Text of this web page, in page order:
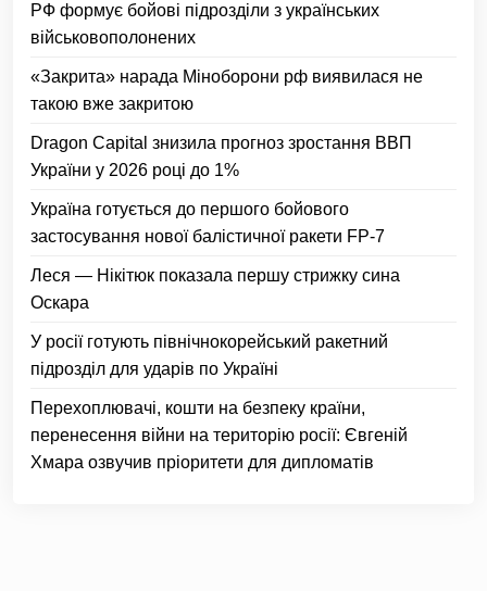
РФ формує бойові підрозділи з українських
військовополонених
«Закрита» нарада Міноборони рф виявилася не
такою вже закритою
Dragon Capital знизила прогноз зростання ВВП
України у 2026 році до 1%
Україна готується до першого бойового
застосування нової балістичної ракети FP-7
Леся — Нікітюк показала першу стрижку сина
Оскара
У росії готують північнокорейський ракетний
підрозділ для ударів по Україні
Перехоплювачі, кошти на безпеку країни,
перенесення війни на територію росії: Євгеній
Хмара озвучив пріоритети для дипломатів